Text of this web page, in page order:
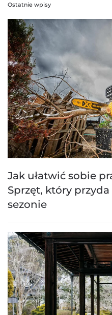
Ostatnie wpisy
Jak ułatwić sobie
Sprzęt, który
sezonie